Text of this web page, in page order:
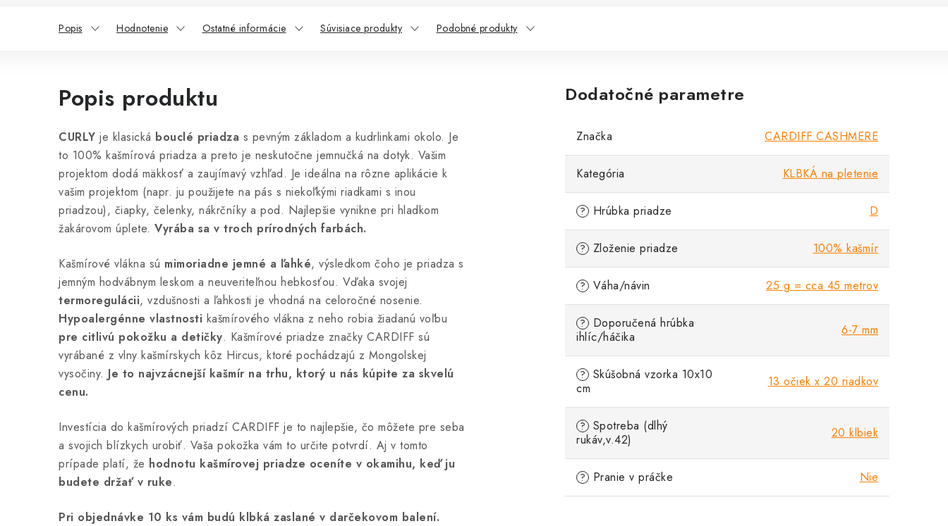
Popis Hodnotenie Ostatné informácie Súvisiace produkty Podobné produkty
Popis produktu
CURLY je klasická bouclé priadza s pevným základom a kudrlinkami okolo. Je
to 100% kašmírová priadza a preto je neskutočne jemnučká na dotyk. Vašim
projektom dodá mäkkosť a zaujímavý vzhľad. Je ideálna na rôzne aplikácie k
vašim projektom (napr. ju použijete na pás s niekoľkými riadkami s inou
priadzou), čiapky, čelenky, nákrčníky a pod. Najlepšie vynikne pri hladkom
žakárovom úplete. Vyrába sa v troch prírodných farbách.
Kašmírové vlákna sú mimoriadne jemné a ľahké, výsledkom čoho je priadza s
jemným hodvábnym leskom a neuveriteľnou hebkosťou. Vďaka svojej
termoregulácii, vzdušnosti a ľahkosti je vhodná na celoročné nosenie.
Hypoalergénne vlastnosti kašmírového vlákna z neho robia žiadanú voľbu
pre citlivú pokožku a detičky. Kašmírové priadze značky CARDIFF sú
vyrábané z vlny kašmírskych kôz Hircus, ktoré pochádzajú z Mongolskej
vysočiny. Je to najvzácnejší kašmír na trhu, ktorý u nás kúpite za skvelú
cenu.
Investícia do kašmírových priadzí CARDIFF je to najlepšie, čo môžete pre seba
a svojich blízkych urobiť. Vaša pokožka vám to určite potvrdí. Aj v tomto
prípade platí, že hodnotu kašmírovej priadze oceníte v okamihu, keď ju
budete držať v ruke.
Pri objednávke 10 ks vám budú klbká zaslané v darčekovom balení.
Dodatočné parametre
Značka CARDIFF CASHMERE
Kategória KLBKÁ na pletenie
? Hrúbka priadze D
? Zloženie priadze 100% kašmír
? Váha/návin 25 g = cca 45 metrov
? Doporučená hrúbka
ihlíc/háčika
6-7 mm
? Skúšobná vzorka 10x10
cm
13 očiek x 20 riadkov
? Spotreba (dlhý
rukáv,v.42)
20 klbiek
? Pranie v práčke Nie